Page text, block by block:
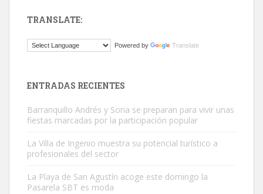
El ayuntamiento se va a llevar a Los Gatos callejeros de la zona los
Este gato macho ha aparecido en la calle hace menos de un mes,
TRANSLATE:
Powered by Translate
ENTRADAS RECIENTES
Barranquillo Andrés y Soria se preparan para vivir unas
fiestas marcadas por la participación popular
La Villa de Ingenio muestra su potencial turístico a
profesionales del sector
La Playa de San Agustín acoge este domingo la
Pasarela SBT es moda